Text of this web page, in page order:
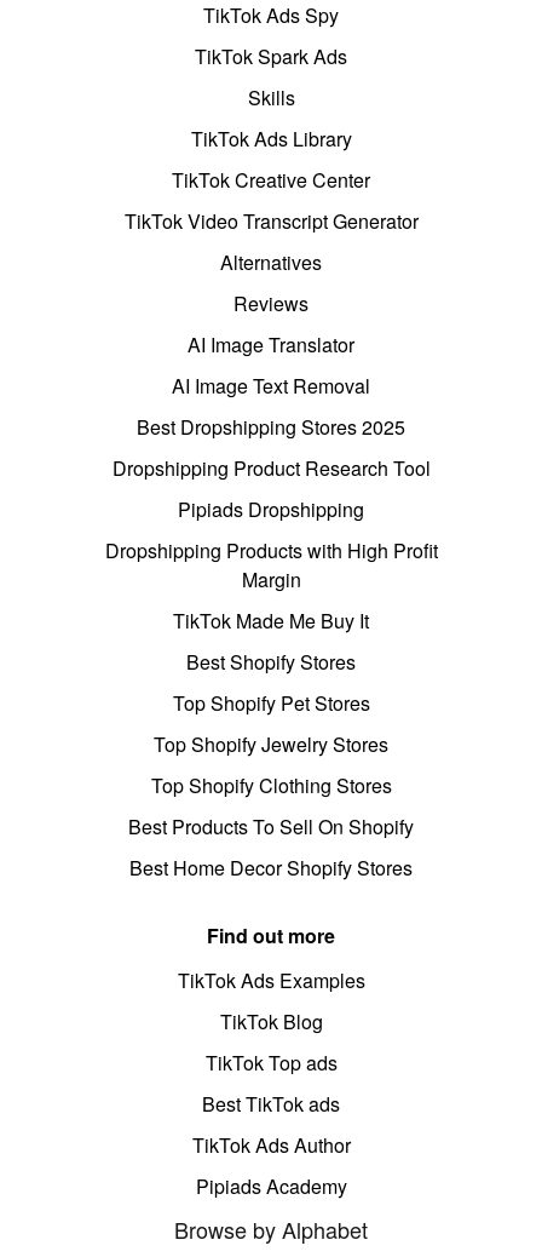
TikTok Ads Spy
TikTok Spark Ads
Skills
TikTok Ads Library
TikTok Creative Center
TikTok Video Transcript Generator
Alternatives
Reviews
AI Image Translator
AI Image Text Removal
Best Dropshipping Stores 2025
Dropshipping Product Research Tool
Pipiads Dropshipping
Dropshipping Products with High Profit
Margin
TikTok Made Me Buy It
Best Shopify Stores
Top Shopify Pet Stores
Top Shopify Jewelry Stores
Top Shopify Clothing Stores
Best Products To Sell On Shopify
Best Home Decor Shopify Stores
Find out more
TikTok Ads Examples
TikTok Blog
TikTok Top ads
Best TikTok ads
TikTok Ads Author
Pipiads Academy
Browse by Alphabet